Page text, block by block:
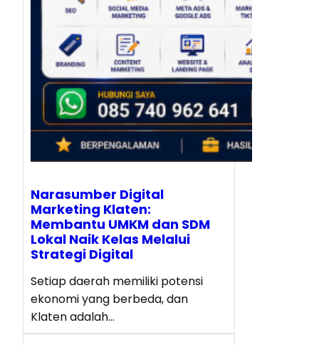
Narasumber Digital
Marketing Klaten:
Membantu UMKM dan SDM
Lokal Naik Kelas Melalui
Strategi Digital
Setiap daerah memiliki potensi
ekonomi yang berbeda, dan
Klaten adalah…